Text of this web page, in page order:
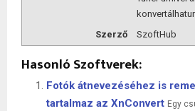
Szerző
SzoftHub
Hasonló Szoftverek:
Fotók átnevezéséhez is
tartalmaz az XnConvert Egy